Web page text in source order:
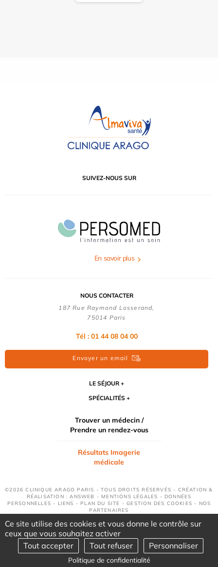
SUIVEZ-NOUS SUR
En savoir plus
NOUS CONTACTER
187 Rue Raymond Losserand,
75014 Paris
Tél : 01 44 08 04 00
Envoyer un email
LE SÉJOUR
SPÉCIALITÉS
Trouver un médecin /
Prendre un rendez-vous
Résultats Imagerie
médicale
©2026 CLINIQUE ARAGO PARIS - TOUS DROITS RÉSERVÉS - CRÉATION &
RÉALISATION : ANSWEB - MENTIONS LÉGALES - DONNÉES
PERSONNELLES - LIENS - PLAN DU SITE -GESTION DES COOKIES - NOS
PARTENAIRES
Ce site utilise des cookies et vous donne le contrôle sur
ceux que vous souhaitez activer
Tout accepter
Tout refuser Personnaliser
Politique de confidentialité